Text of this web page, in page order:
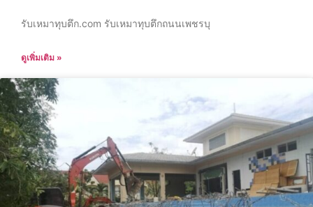
รับเหมาทุบตึก.com รับเหมาทุบตึกถนนเพชรบุ
ดูเพิ่มเติม »